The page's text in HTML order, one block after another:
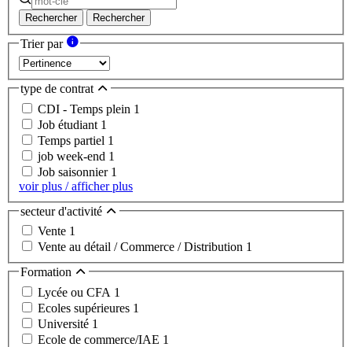
Rechercher Rechercher
Trier par
type de contrat
CDI - Temps plein 1
Job étudiant 1
Temps partiel 1
job week-end 1
Job saisonnier 1
voir plus / afficher plus
secteur d'activité
Vente 1
Vente au détail / Commerce / Distribution 1
Formation
Lycée ou CFA 1
Ecoles supérieures 1
Université 1
Ecole de commerce/IAE 1